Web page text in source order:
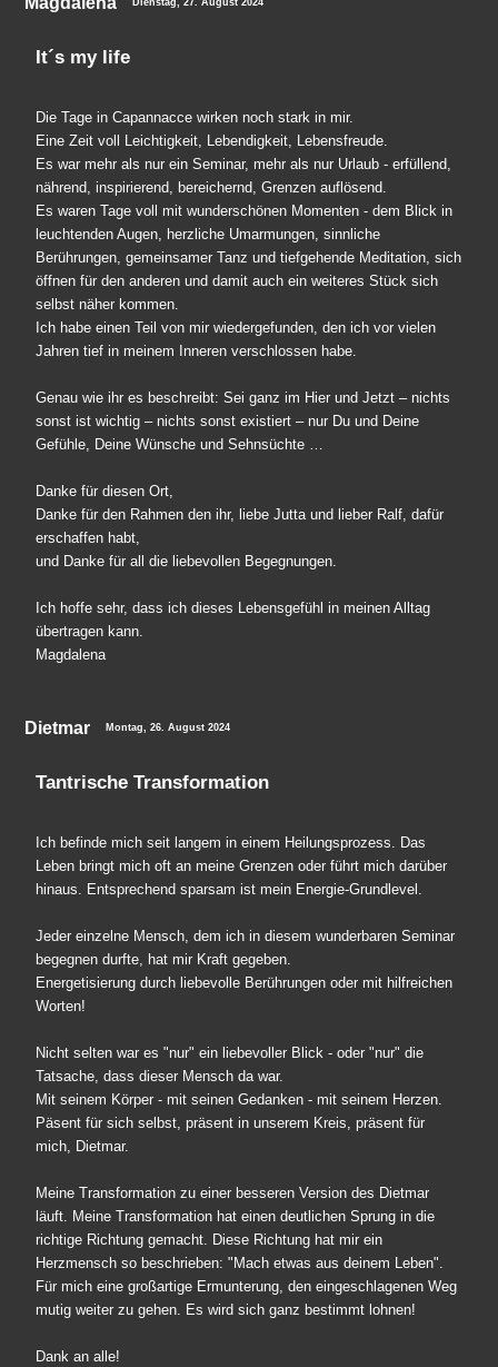
It´s my life
Die Tage in Capannacce wirken noch stark in mir.
Eine Zeit voll Leichtigkeit, Lebendigkeit, Lebensfreude.
Es war mehr als nur ein Seminar, mehr als nur Urlaub - erfüllend,
nährend, inspirierend, bereichernd, Grenzen auflösend.
Es waren Tage voll mit wunderschönen Momenten - dem Blick in
leuchtenden Augen, herzliche Umarmungen, sinnliche
Berührungen, gemeinsamer Tanz und tiefgehende Meditation, sich
öffnen für den anderen und damit auch ein weiteres Stück sich
selbst näher kommen.
Ich habe einen Teil von mir wiedergefunden, den ich vor vielen
Jahren tief in meinem Inneren verschlossen habe.
Genau wie ihr es beschreibt: Sei ganz im Hier und Jetzt – nichts
sonst ist wichtig – nichts sonst existiert – nur Du und Deine
Gefühle, Deine Wünsche und Sehnsüchte …
Danke für diesen Ort,
Danke für den Rahmen den ihr, liebe Jutta und lieber Ralf, dafür
erschaffen habt,
und Danke für all die liebevollen Begegnungen.
Ich hoffe sehr, dass ich dieses Lebensgefühl in meinen Alltag
übertragen kann.
Magdalena
Dietmar Montag, 26. August 2024
Tantrische Transformation
Ich befinde mich seit langem in einem Heilungsprozess. Das
Leben bringt mich oft an meine Grenzen oder führt mich darüber
hinaus. Entsprechend sparsam ist mein Energie-Grundlevel.
Jeder einzelne Mensch, dem ich in diesem wunderbaren Seminar
begegnen durfte, hat mir Kraft gegeben.
Energetisierung durch liebevolle Berührungen oder mit hilfreichen
Worten!
Nicht selten war es "nur" ein liebevoller Blick - oder "nur" die
Tatsache, dass dieser Mensch da war.
Mit seinem Körper - mit seinen Gedanken - mit seinem Herzen.
Päsent für sich selbst, präsent in unserem Kreis, präsent für
mich, Dietmar.
Meine Transformation zu einer besseren Version des Dietmar
läuft. Meine Transformation hat einen deutlichen Sprung in die
richtige Richtung gemacht. Diese Richtung hat mir ein
Herzmensch so beschrieben: "Mach etwas aus deinem Leben".
Für mich eine großartige Ermunterung, den eingeschlagenen Weg
mutig weiter zu gehen. Es wird sich ganz bestimmt lohnen!
Dank an alle!